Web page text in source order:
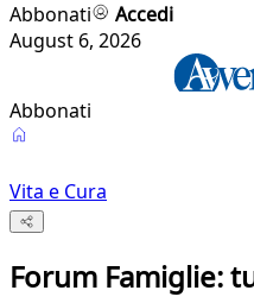
Abbonati
Accedi
August 6, 2026
Abbonati
Vita e Cura
Forum Famiglie: